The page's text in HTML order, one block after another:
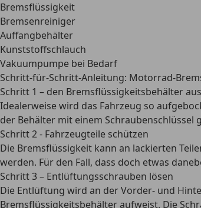
Bremsflüssigkeit
Bremsenreiniger
Auffangbehälter
Kunststoffschlauch
Vakuumpumpe bei Bedarf
Schritt-für-Schritt-Anleitung: Motorrad-
Schritt 1 – den Bremsflüssigkeitsbehälter
Idealerweise wird das Fahrzeug so
der Behälter mit einem
Schritt 2 - Fahrzeugteile schützen
Die Bremsflüssigkeit kann an lackierten
werden. Für den Fall, dass doch etwas
Schritt 3 – Entlüftungsschrauben lösen
Die Entlüftung wird an der Vorder- und
Bremsflüssigkeitsbehälter aufweist. Die